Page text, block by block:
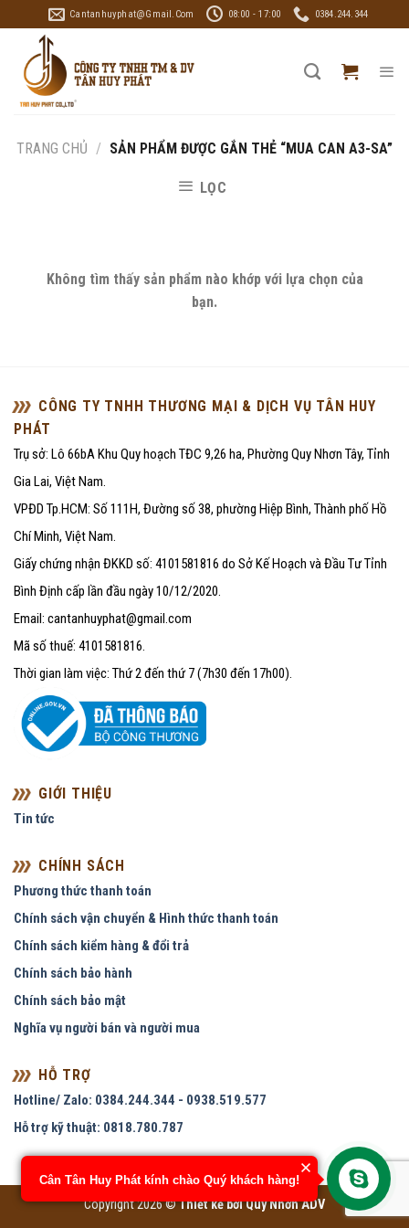
to
content
Cantanhuyphat@gmail.com 08:00 - 17:00 0384.244.344
TRANG CHỦ / SẢN PHẨM ĐƯỢC GẮN THẺ “MUA CAN A3-SA”
LỌC
Không tìm thấy sản phẩm nào khớp với lựa chọn của
bạn.
Cân Tân Huy Phát kính chào Quý khách hàng!
CÔNG TY TNHH THƯƠNG MẠI & DỊCH VỤ TÂN HUY
PHÁT
Trụ sở: Lô 66bA Khu Quy hoạch TĐC 9,26 ha, Phường Quy Nhơn Tây, Tỉnh
Gia Lai, Việt Nam.
VPĐD Tp.HCM: Số 111H, Đường số 38, phường Hiệp Bình, Thành phố Hồ
Chí Minh, Việt Nam.
Giấy chứng nhận ĐKKD số: 4101581816 do Sở Kế Hoạch và Đầu Tư Tỉnh
Bình Định cấp lần đầu ngày 10/12/2020.
Email: cantanhuyphat@gmail.com
Mã số thuế: 4101581816.
Thời gian làm việc: Thứ 2 đến thứ 7 (7h30 đến 17h00).
GIỚI THIỆU
Tin tức
CHÍNH SÁCH
Phương thức thanh toán
Chính sách vận chuyển & Hình thức thanh toán
Chính sách kiểm hàng & đổi trả
Chính sách bảo hành
Chính sách bảo mật
Nghĩa vụ người bán và người mua
HỖ TRỢ
Hotline/ Zalo: 0384.244.344 - 0938.519.577
Hỗ trợ kỹ thuật: 0818.780.787
Copyright 2026 ©Thiết kế bởiQuy Nhơn ADV